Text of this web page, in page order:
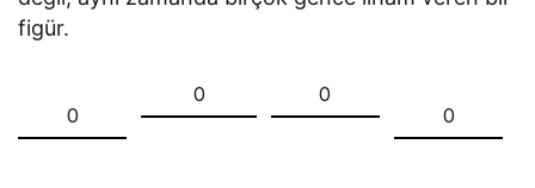
figür.
0
0
0
0